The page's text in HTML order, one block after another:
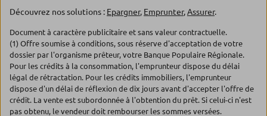
Découvrez nos solutions : Epargner, Emprunter,Assurer.
Document à caractère publicitaire et sans valeur contractuelle.
(1) Offre soumise à conditions, sous réserve d'acceptation de votre
dossier par l'organisme prêteur, votre Banque Populaire Régionale.
Pour les crédits à la consommation, l'emprunteur dispose du délai
légal de rétractation. Pour les crédits immobiliers, l'emprunteur
dispose d'un délai de réflexion de dix jours avant d'accepter l'offre de
crédit. La vente est subordonnée à l'obtention du prêt. Si celui-ci n'est
pas obtenu, le vendeur doit rembourser les sommes versées.